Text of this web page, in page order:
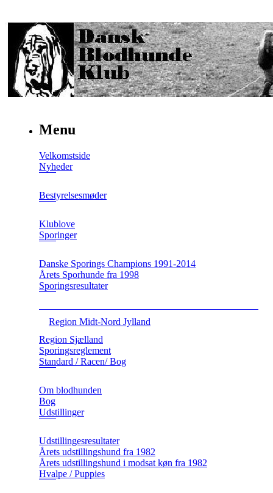
Menu
Velkomstside
Nyheder
Bestyrelsesmøder
Klublove
Sporinger
Danske Sporings Champions 1991-2014
Årets Sporhunde fra 1998
Sporingsresultater
Region Midt-Nord Jylland
Region Sjælland
Sporingsreglement
Standard / Racen/ Bog
Om blodhunden
Bog
Udstillinger
Udstillingesresultater
Årets udstillingshund fra 1982
Årets udstillingshund i modsat køn fra 1982
Hvalpe / Puppies